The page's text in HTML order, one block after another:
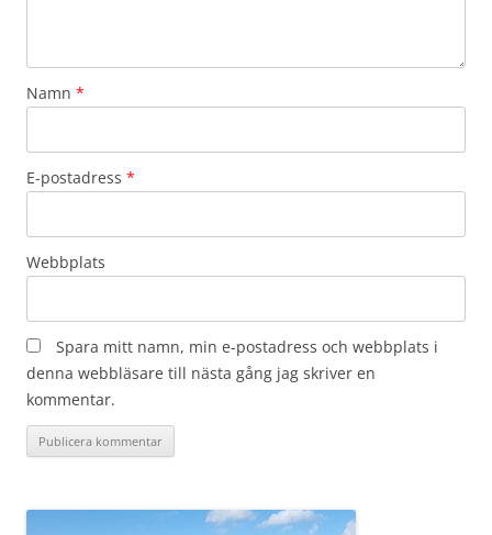
Namn *
E-postadress *
Webbplats
Spara mitt namn, min e-postadress och webbplats i
denna webbläsare till nästa gång jag skriver en
kommentar.